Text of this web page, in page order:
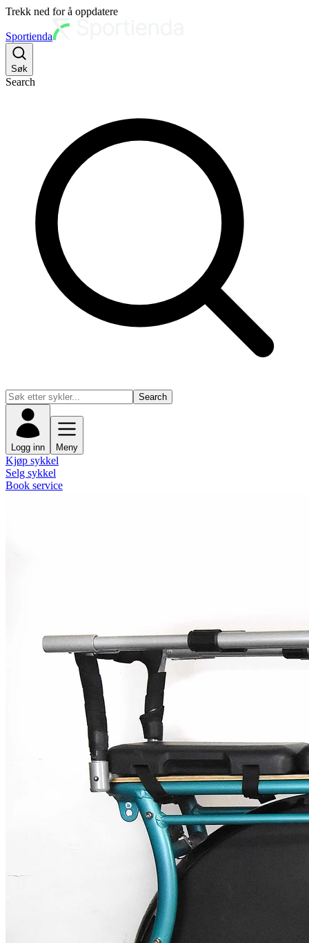
Trekk ned for å oppdatere
Sportienda
Søk
Search
Search
Logg inn Meny
Kjøp sykkel
Selg sykkel
Book service